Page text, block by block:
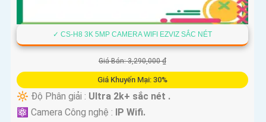
✓ CS-H8 3K 5MP CAMERA WIFI EZVIZ SẮC NÉT
Giá Bán: 3,290,000 ₫
Giá Khuyến Mại: 30%
🔆 Độ Phân giải : Ultra 2k+ sắc nét .
⚛️ Camera Công nghệ :
IP Wifi.